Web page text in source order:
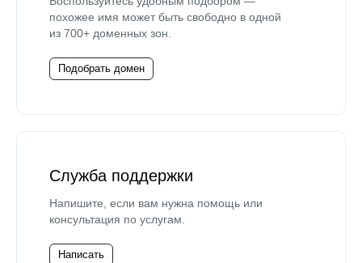
похожее имя может быть свободно в одной
из 700+ доменных зон.
Подобрать домен
Служба поддержки
Напишите, если вам нужна помощь или
консультация по услугам.
Написать